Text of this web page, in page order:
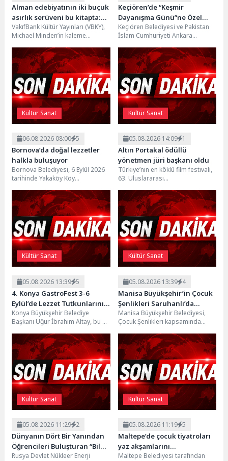
Alman edebiyatının iki buçuk
asırlık serüveni bu kitapta:
“Modern Alman Edebiyatı”
VakıfBank Kültür Yayınları (VBKY),
Michael Minden’in kaleme
Edebiyatı” adlı eseri okurlarla
buluşturuyor. Alman
edebiyatının...
Keçiören’de “Keşmir
Dayanışma Günü”ne Özel
Sergi Açılışı Yapıldı
Keçiören Belediyesi ve Pakistan
İslam Cumhuriyeti Ankara
Dayanışma Günü” kapsamında
düzenlenen...
Kültür Sanat
06.08.2026 08:00 5
Bornova’da doğal lezzetler
halkla buluşuyor
Bornova Belediyesi, 6 Eylül 2026
tarihinde Yakaköy Köy
Geleneksel Reçel Festivali" için...
Kültür Sanat
05.08.2026 14:09 1
Altın Portakal ödüllü
yönetmen jüri başkanı oldu
Türkiye’nin en köklü film festivali,
63. Uluslararası
Festivali bu sene 24- 31 Ekim
2026...
Kültür Sanat
05.08.2026 13:39 5
4. Konya GastroFest 3-6
Eylül’de Lezzet Tutkunlarını
Ağırlayacak
Konya Büyükşehir Belediye
Başkanı Uğur İbrahim Altay, bu yıl
Konya Gastronomi Festivali
kapsamında...
Kültür Sanat
05.08.2026 13:39 4
Manisa Büyükşehir’in Çocuk
Şenlikleri Saruhanlı’da
Yüzleri Gülümsetti
Manisa Büyükşehir Belediyesi,
Çocuk Şenlikleri kapsamında
etkinliklerle çocukları eğlence
dolu bir günle buluşturdu....
Kültür Sanat
05.08.2026 11:29 2
Dünyanın Dört Bir Yanından
Öğrencileri Buluşturan “Bilgi
Buzkıranı” Seferi Başladı
Rusya Devlet Nükleer Enerji
Kültür Sanat
05.08.2026 11:19 5
Maltepe’de çocuk tiyatroları
yaz akşamlarını
renklendiriyor
Maltepe Belediyesi tarafından